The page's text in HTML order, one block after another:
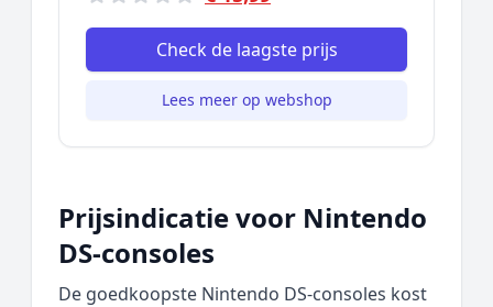
Check de laagste prijs
Lees meer op webshop
Prijsindicatie voor Nintendo
DS-consoles
De goedkoopste Nintendo DS-consoles kost